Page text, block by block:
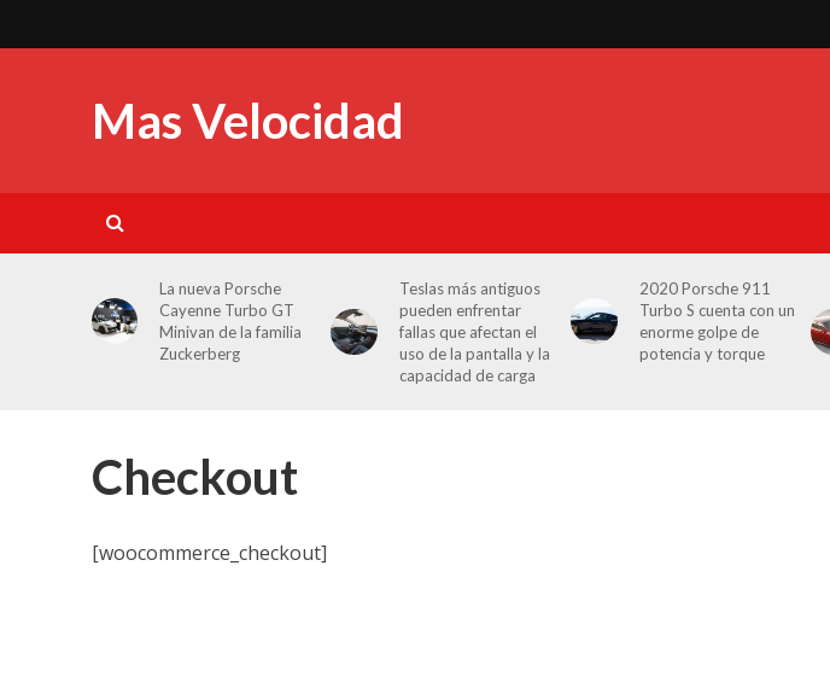
Mas Velocidad
La nueva Porsche
Cayenne Turbo GT
Minivan de la familia
Zuckerberg
Teslas más antiguos
pueden enfrentar
fallas que afectan el
uso de la pantalla y la
capacidad de carga
2020 Porsche 911
Turbo S cuenta con un
enorme golpe de
potencia y torque
Checkout
[woocommerce_checkout]